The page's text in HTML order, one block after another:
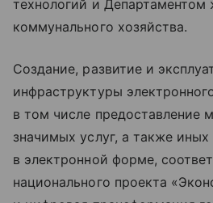
технологий и
коммунального хозяйства.
Создание, развитие и
инфраструктуры
в том числе предоставление
значимых услуг, а также иных
в электронной форме,
национального проекта